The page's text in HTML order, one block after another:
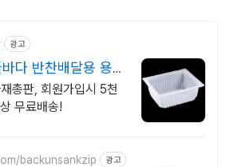
광고
다 반찬배달용 용기
총판, 회원가입시 5천
무료배송!
backunsankzip 광고